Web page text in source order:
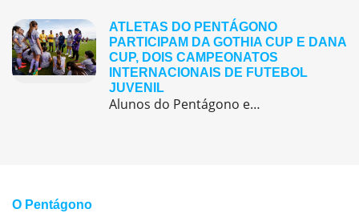
ATLETAS DO PENTÁGONO
PARTICIPAM DA GOTHIA CUP E DANA
CUP, DOIS CAMPEONATOS
INTERNACIONAIS DE FUTEBOL
JUVENIL
Alunos do Pentágono embarcaram para a Europa, onde participaram de duas das maiores competições internacionais de futebol juvenil
O Pentágono